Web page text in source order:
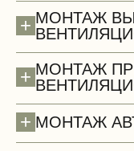
+ МОНТАЖ
+ МОНТАЖ
+ МОНТАЖ